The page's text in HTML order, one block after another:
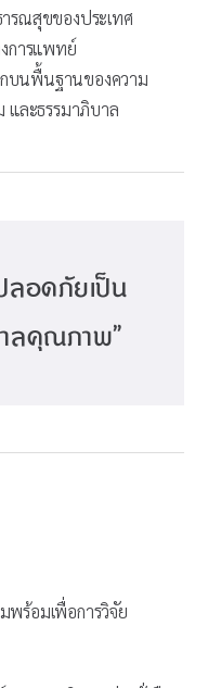
รณสุขของประเทศ
การแพทย์
บนพื้นฐานของความ
และธรรมาภิบาล
ลอดภัยเป็น
ลคุณภาพ”
พร้อมเพื่อการวิจัย